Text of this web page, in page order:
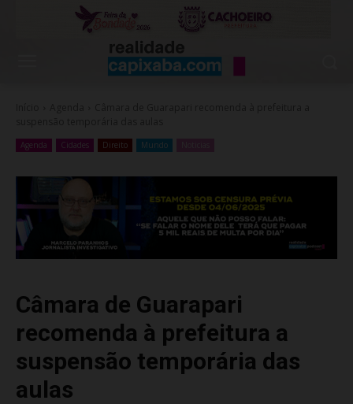
Agenda Cidades Direito Mundo
Câmara de Guarapari
recomenda à prefeitura a
suspensão temporária das
aulas